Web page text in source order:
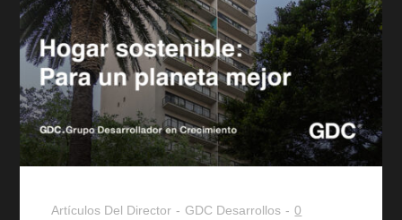
Artículos Del Director GDC Desarrollos
0